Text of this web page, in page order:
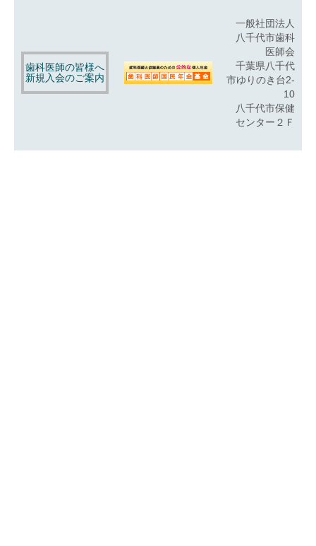
歯科医師の皆様へ
新規入会のご案内
一般社団法人
八千代市歯科
医師会
千葉県八千代
市ゆりのき台2-
10
八千代市保健
センター２Ｆ